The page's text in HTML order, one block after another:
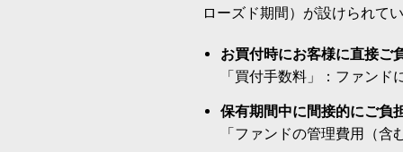
ローズド期間）が設けられて
お買付時にお客様に直接ご
「買付手数料」：ファンド
保有期間中に間接的にご負
「ファンドの管理費用（